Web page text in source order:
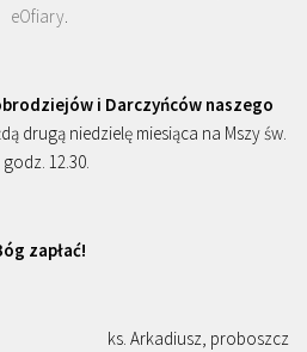
eOfiary
i Darczyńców naszego
drugą niedzielę miesiąca na Mszy św.
12.30.
zapłać!
ks. Arkadiusz, proboszcz